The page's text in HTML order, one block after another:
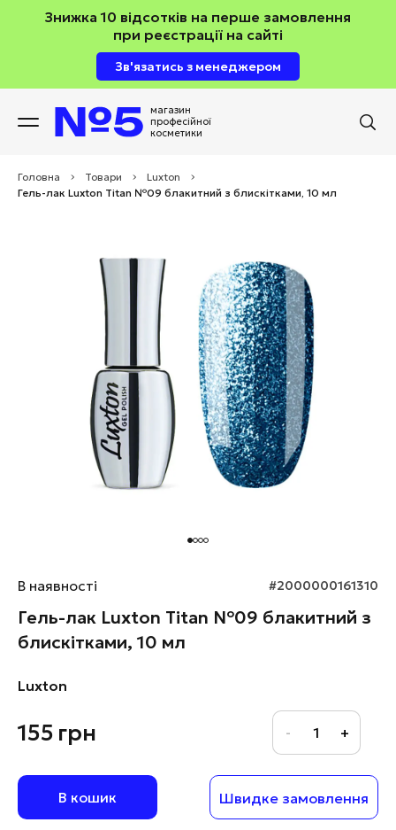
Знижка 10 відсотків на перше замовлення
при реєстрації на сайті
Зв'язатись з менеджером
магазин
професійної
косметики
Головна > Товари > Luxton
>
Гель-лак Luxton Titan №09 блакитний з блискітками, 10 мл
В наявності #2000000161310
Гель-лак Luxton Titan №09 блакитний з
блискітками, 10 мл
Luxton
155 грн
В кошик Швидке замовлення